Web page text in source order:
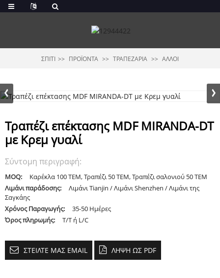
ΣΠΊΤΙ ΠΡΟΪΌΝΤΑ ΤΡΑΠΕΖΑΡΊΑ ΆΛΛΟΙ
Τραπέζι επέκτασης MDF MIRANDA-DT
με Κρεμ γυαλί
Σύντομη περιγραφή:
MOQ:
Καρέκλα 100 ΤΕΜ, Τραπέζι 50 ΤΕΜ, Τραπέζι σαλονιού 50 ΤΕΜ
Λιμάνι παράδοσης:
Λιμάνι Tianjin / Λιμάνι Shenzhen / Λιμάνι της
Σαγκάης
Χρόνος Παραγωγής:
35-50 Ημέρες
Όρος πληρωμής:
T/T ή L/C
ΣΤΕΊΛΤΕ ΜΑΣ EMAIL ΛΉΨΗ ΩΣ PDF